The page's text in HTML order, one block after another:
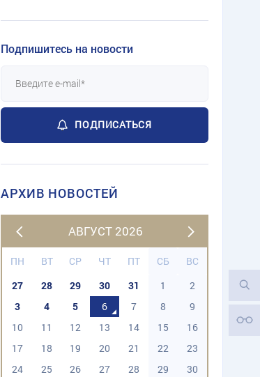
Подпишитесь на новости
ПОДПИСАТЬСЯ
АРХИВ НОВОСТЕЙ
АВГУСТ 2026
ПН ВТ СР ЧТ ПТ СБ
ВС
27
28 29 30 31 1
2
3
4 5 6 7 8
9
10
11 12 13 14 15
16
17
18 19 20 21 22
23
24
25 26 27 28 29
30